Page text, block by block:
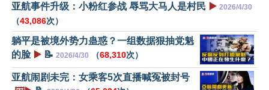
亚航事件升级：小粉红参战 辱骂大马人是村民 ▶️ 2026/4/30
（43,086次）
躺平是被境外势力蛊惑？一组数据狠抽党魁
的脸 ▶️ 📝 2026/4/30 （68,310次）
亚航闹剧未完：女乘客5次直播喊冤被封号